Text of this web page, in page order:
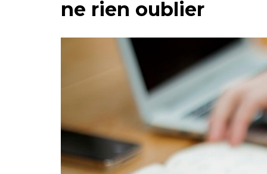
ne rien oublier